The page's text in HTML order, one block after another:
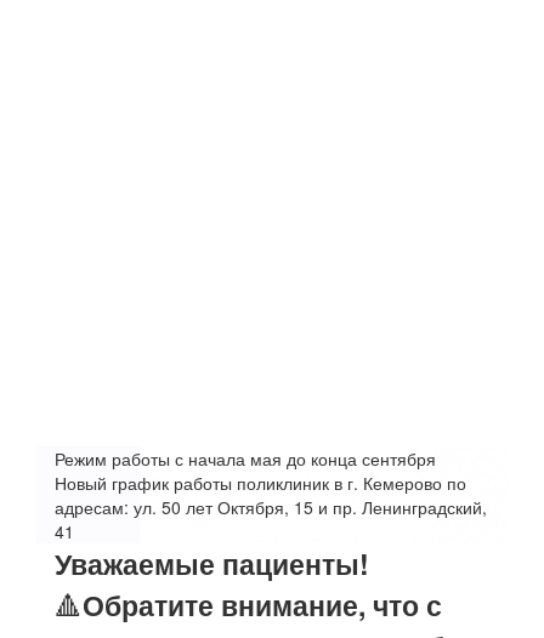
Режим работы с начала мая до конца сентября
Новый график работы поликлиник в г. Кемерово по
адресам: ул. 50 лет Октября, 15 и пр. Ленинградский,
41
Уважаемые пациенты!
🔺Обратите внимание, что с